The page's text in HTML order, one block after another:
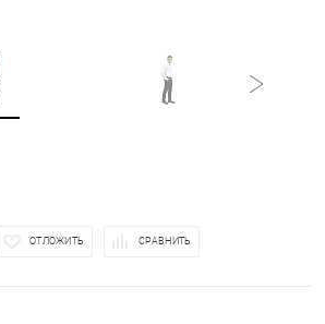
ОТЛОЖИТЬ СРАВНИТЬ